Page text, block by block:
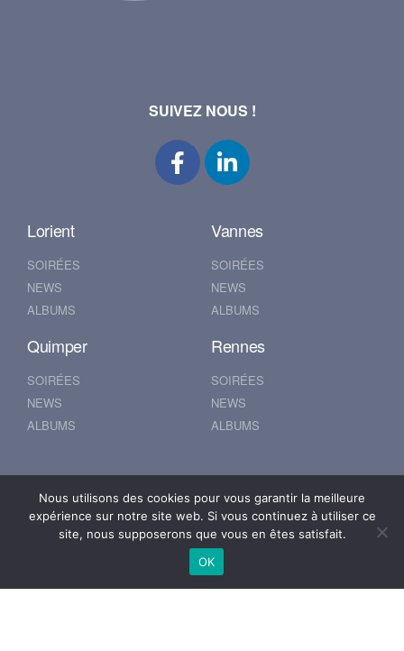
SUIVEZ NOUS !
Lorient
SOIRÉES
NEWS
ALBUMS
Vannes
SOIRÉES
NEWS
ALBUMS
Quimper
SOIRÉES
NEWS
ALBUMS
Rennes
SOIRÉES
NEWS
ALBUMS
Nantes
SOIRÉES
SOIRÉES
NEWS
ALBUMS
Nous utilisons des cookies pour vous garantir la meilleure
expérience sur notre site web. Si vous continuez à utiliser ce
site, nous supposerons que vous en êtes satisfait.
OK